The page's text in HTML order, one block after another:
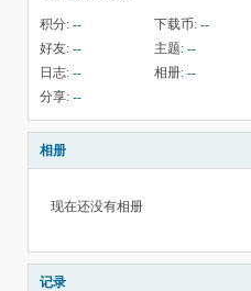
积分: -- 下载币: --
好友: -- 主题: --
日志: -- 相册: --
分享: --
相册
现在还没有相册
记录